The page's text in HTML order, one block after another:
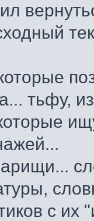
тьфу,
с их